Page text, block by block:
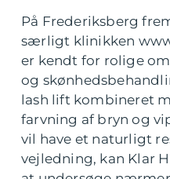
På Frederiksberg
særligt klinikken
er kendt for rolige
og
lash lift kombineret
farvning af bryn og
vil have et naturligt
vejledning, kan Klar